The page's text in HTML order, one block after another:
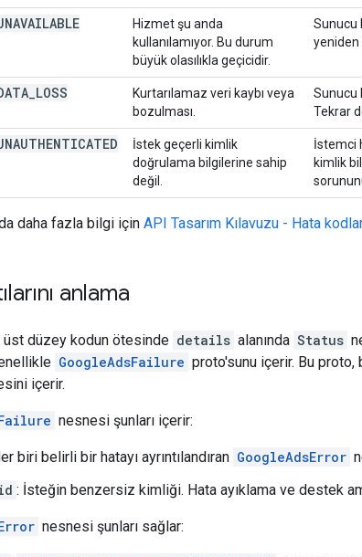
Hizmet şu anda
kullanılamıyor. Bu durum
büyük olasılıkla geçicidir.
Sunucu
yeniden
LOSS
Kurtarılamaz veri kaybı veya
bozulması.
Sunucu
Tekrar
İstek geçerli kimlik
doğrulama bilgilerine sahip
değil.
İstemci
kimlik
daha fazla bilgi için API Tasarım Kılavuzu - Hata
anlama
üst düzey kodun ötesinde details alanında Status
GoogleAdsFailure proto'sunu içerir. Bu proto,
içerir.
nesnesi şunları içerir:
biri belirli bir hatayı ayrıntılandıran GoogleAdsError
: İsteğin benzersiz kimliği. Hata ayıklama ve destek
nesnesi şunları sağlar: